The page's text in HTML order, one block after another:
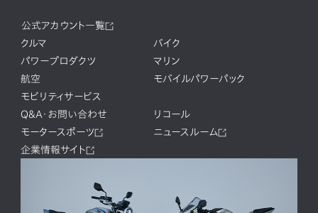
公式アカウント一覧
クルマ
バイク
パワープロダクツ
マリン
航空
モバイルパワーパック
モビリティサービス
Q&A・お問い合わせ
リコール
モータースポーツ
ニュースルーム
企業情報サイト